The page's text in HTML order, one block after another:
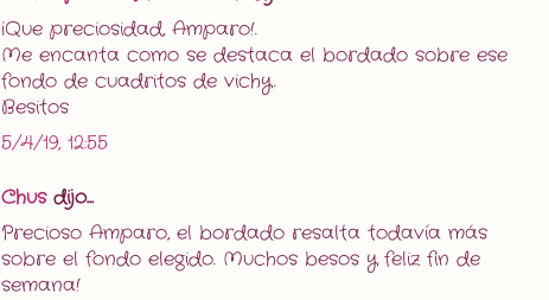
¡Que preciosidad, Amparo!.
Me encanta como se destaca el bordado sobre ese
fondo de cuadritos de vichy.
Besitos
5/4/19, 12:55
Chusdijo...
Precioso Amparo, el bordado resalta todavía más
sobre el fondo elegido. Muchos besos y feliz fin de
semana!